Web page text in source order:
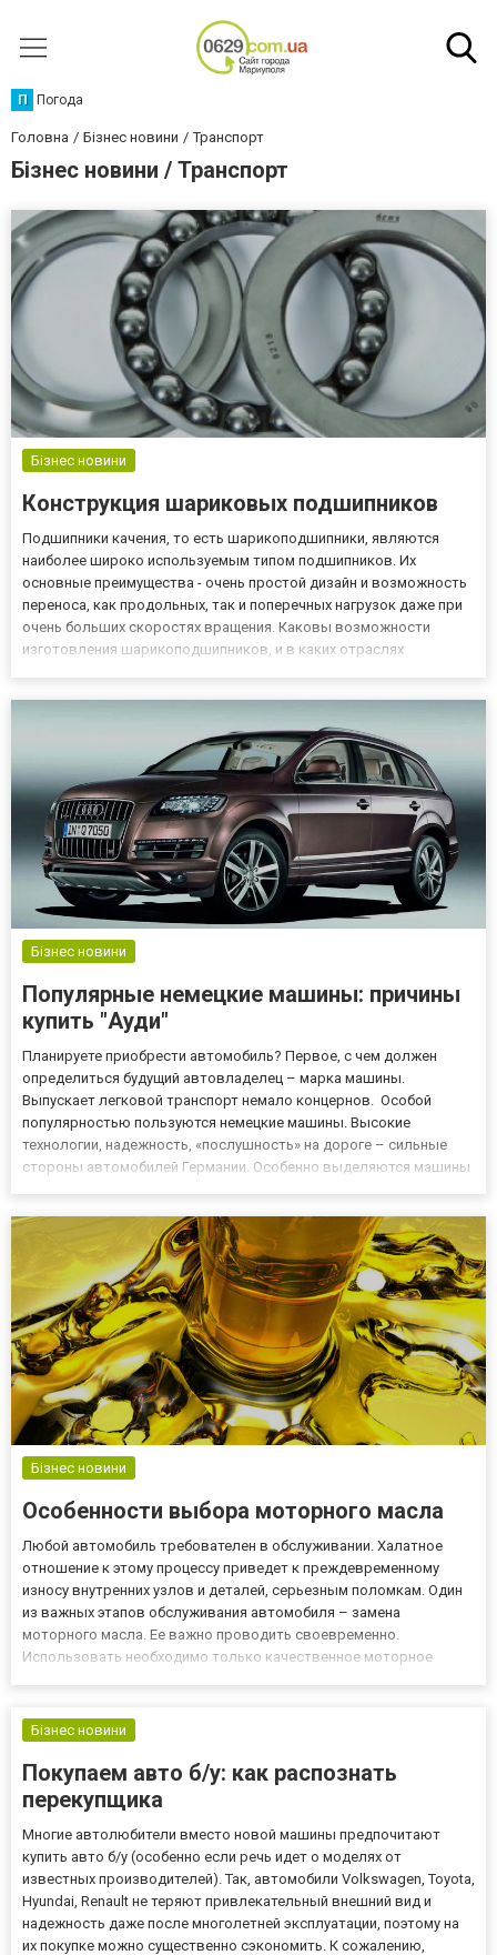
П Погода
Головна Бізнес новини Транспорт
Бізнес новини / Транспорт
Бізнес новини
Конструкция шариковых подшипников
Подшипники качения, то есть шарикоподшипники, являются
наиболее широко используемым типом подшипников. Их
основные преимущества - очень простой дизайн и возможность
переноса, как продольных, так и поперечных нагрузок даже при
очень больших скоростях вращения. Каковы возможности
изготовления шарикоподшипников, и в каких отраслях
Бізнес новини
Популярные немецкие машины: причины
купить "Ауди"
Планируете приобрести автомобиль? Первое, с чем должен
определиться будущий автовладелец – марка машины.
Выпускает легковой транспорт немало концернов. Особой
популярностью пользуются немецкие машины. Высокие
технологии, надежность, «послушность» на дороге – сильные
стороны автомобилей Германии. Особенно выделяются машины
со временем. Пр...
Бізнес новини
Особенности выбора моторного масла
Любой автомобиль требователен в обслуживании. Халатное
отношение к этому процессу приведет к преждевременному
износу внутренних узлов и деталей, серьезным поломкам. Один
из важных этапов обслуживания автомобиля – замена
моторного масла. Ее важно проводить своевременно.
Использовать необходимо только качественное моторное
возраст. Если машина стар...
Бізнес новини
Покупаем авто б/у: как распознать
перекупщика
Многие автолюбители вместо новой машины предпочитают
купить авто б/у (особенно если речь идет о моделях от
известных производителей). Так, автомобили Volkswagen, Toyota,
Hyundai, Renault не теряют привлекательный внешний вид и
надежность даже после многолетней эксплуатации, поэтому на
их покупке можно существенно сэкономить. К сожалению,